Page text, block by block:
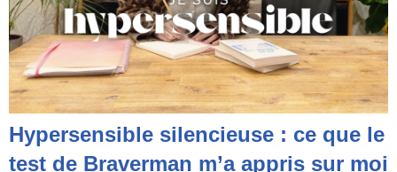
Hypersensible silencieuse : ce que le
test de Braverman m’a appris sur moi